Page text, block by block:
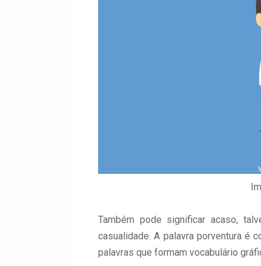
Também pode significar acaso,
casualidade. A palavra porventura é
palavras que formam vocabulário